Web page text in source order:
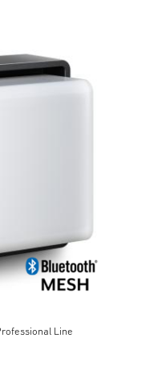
Line